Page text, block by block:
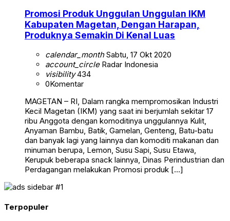
Promosi Produk Unggulan Unggulan IKM
Kabupaten Magetan, Dengan Harapan,
Produknya Semakin Di Kenal Luas
calendar_monthSabtu, 17 Okt 2020
account_circleRadar Indonesia
visibility434
0Komentar
MAGETAN – RI, Dalam rangka mempromosikan Industri
Kecil Magetan (IKM) yang saat ini berjumlah sekitar 17
ribu Anggota dengan komoditinya unggulannya Kulit,
Anyaman Bambu, Batik, Gamelan, Genteng, Batu-batu
dan banyak lagi yang lainnya dan komoditi makanan dan
minuman berupa, Lemon, Susu Sapi, Susu Etawa,
Kerupuk beberapa snack lainnya, Dinas Perindustrian dan
Perdagangan melakukan Promosi produk […]
Terpopuler